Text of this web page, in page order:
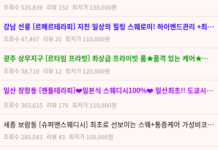
최저가 130,000원
리뷰 152
조회수535,839
강남 선릉 [르메르테라피] 지친 일상의 힐링 스웨로미! 하이엔드관리 +최상의 룸컨디션
최저가 110,000원
리뷰20
조회수47,497
광주 상무지구 [르타임 프라빗] 최상급 프라이빗 룸★품격 있는 케어★최고의 힐링을 선물합니다.
최저가 120,000원
리뷰 12
조회수38,710
일산 장항동 [젠틀테라피]❤️일본식 스웨디시100%❤️ 일산최초!! 도쿄시스템 ❤️⭐✨내상 ZERO ❤️한국 관리사님❤️⭐✨
최저가 110,000원
리뷰 170
조회수363,615
세종 보람동 [슈퍼맨스웨디시] 최초로 선보이는 스웨+통증케어 가성비코스 #넓고 깨끗한 시설 샵에서 최고급 힐링을 약속드립니다.
최저가 100,000원
리뷰43
조회수289,043